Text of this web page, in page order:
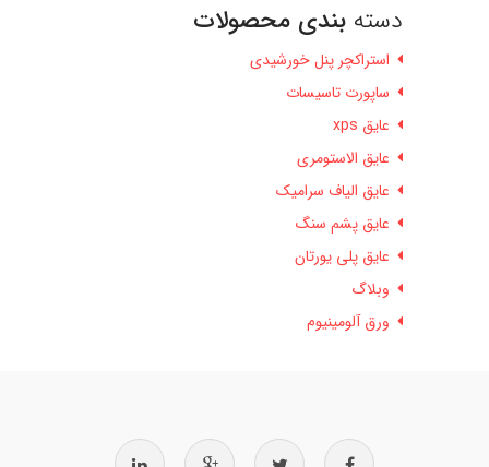
دسته بندی محصولات
استراکچر پنل خورشیدی
ساپورت تاسیسات
عایق xps
عایق الاستومری
عایق الیاف سرامیک
عایق پشم سنگ
عایق پلی یورتان
وبلاگ
ورق آلومینیوم